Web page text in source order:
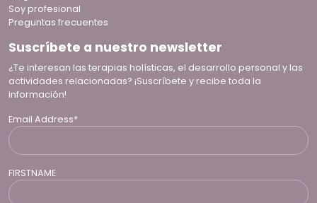
Soy profesional
Preguntas frecuentes
Suscríbete a nuestro newsletter
¿Te interesan las terapias holísticas, el desarrollo personal y las
actividades relacionadas? ¡Suscríbete y recibe toda la
información!
Email Address*
FIRSTNAME